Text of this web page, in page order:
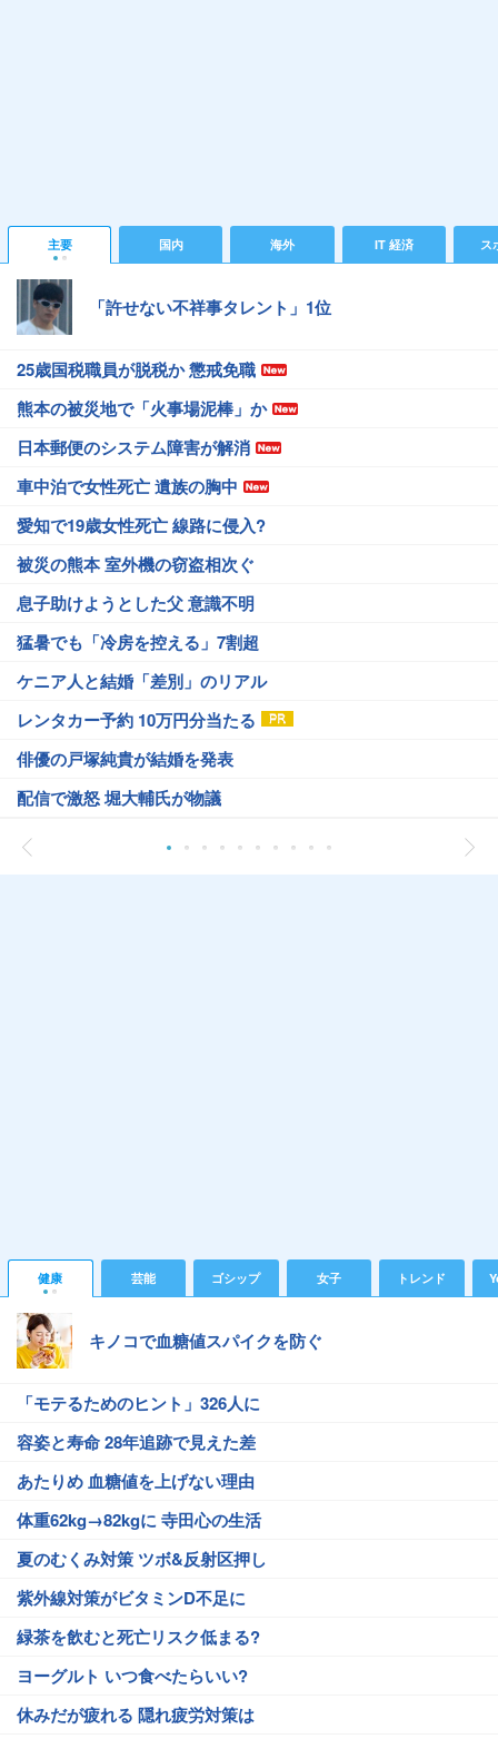
主要 国内 海外 IT 経済 ス
「許せない不祥事タレント」1位
25歳国税職員が脱税か 懲戒免職
熊本の被災地で「火事場泥棒」か
日本郵便のシステム障害が解消
車中泊で女性死亡 遺族の胸中
愛知で19歳女性死亡 線路に侵入?
被災の熊本 室外機の窃盗相次ぐ
息子助けようとした父 意識不明
猛暑でも「冷房を控える」7割超
ケニア人と結婚「差別」のリアル
レンタカー予約 10万円分当たる
俳優の戸塚純貴が結婚を発表
配信で激怒 堀大輔氏が物議
健康 芸能 ゴシップ 女子 トレンド
キノコで血糖値スパイクを防ぐ
「モテるためのヒント」326人に
容姿と寿命 28年追跡で見えた差
あたりめ 血糖値を上げない理由
体重62kg→82kgに 寺田心の生活
夏のむくみ対策 ツボ&反射区押し
紫外線対策がビタミンD不足に
緑茶を飲むと死亡リスク低まる?
ヨーグルト いつ食べたらいい?
休みだが疲れる 隠れ疲労対策は